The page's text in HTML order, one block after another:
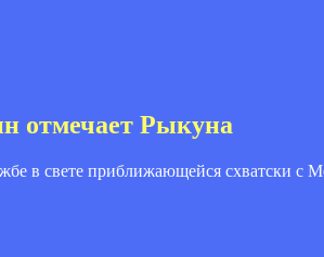
отмечает Рыкуна
в свете приближающейся схватски с